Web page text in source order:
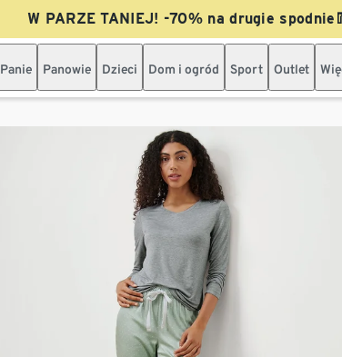
W PARZE TANIEJ! -70% na drugie
Panie Panowie Dzieci Dom i ogród Sport Outlet